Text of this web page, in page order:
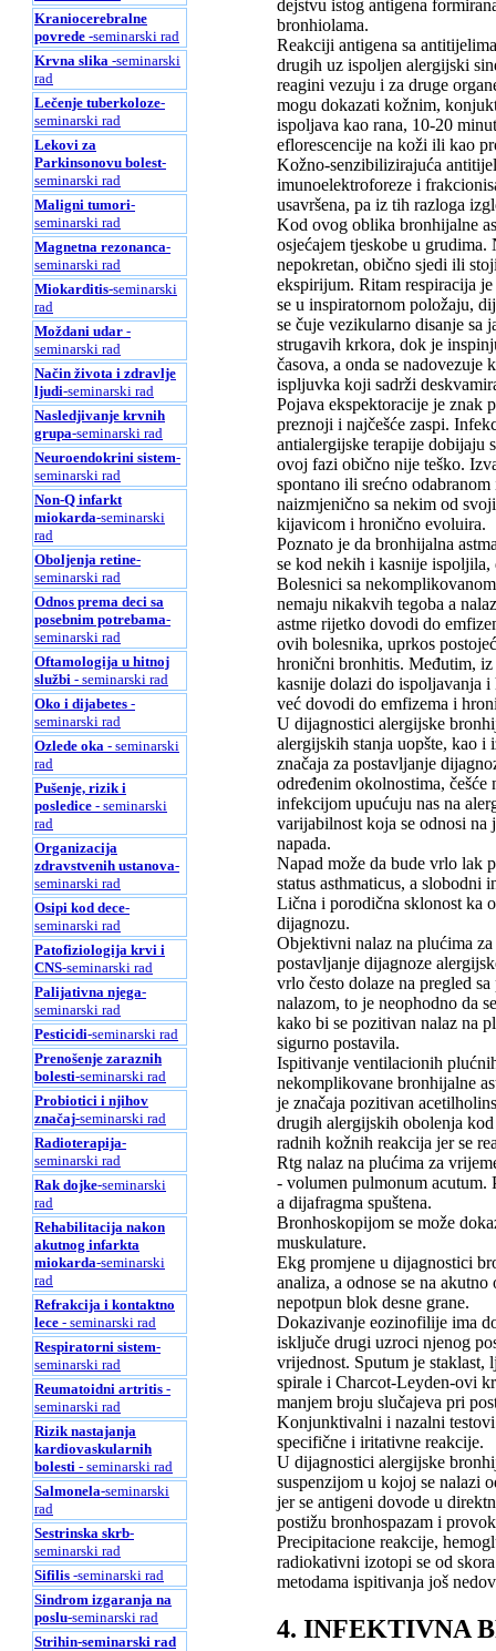
Kraniocerebralne
povrede -seminarski rad
Krvna slika -seminarski
rad
Lečenje tuberkoloze-
seminarski rad
Lekovi za
Parkinsonovu bolest-
seminarski rad
Maligni tumori-
seminarski rad
Magnetna rezonanca-
seminarski rad
Miokarditis-seminarski
rad
Moždani udar -
seminarski rad
Način života i zdravlje
ljudi-seminarski rad
Nasledjivanje krvnih
grupa-seminarski rad
Neuroendokrini sistem-
seminarski rad
Non-Q infarkt
miokarda-seminarski
rad
Oboljenja retine-
seminarski rad
Odnos prema deci sa
posebnim potrebama-
seminarski rad
Oftamologija u hitnoj
službi - seminarski rad
Oko i dijabetes -
seminarski rad
Ozlede oka - seminarski
rad
Pušenje, rizik i
posledice - seminarski
rad
Organizacija
zdravstvenih ustanova-
seminarski rad
Osipi kod dece-
seminarski rad
Patofiziologija krvi i
CNS-seminarski rad
Palijativna njega-
seminarski rad
Pesticidi-seminarski rad
Prenošenje zaraznih
bolesti-seminarski rad
Probiotici i njihov
značaj-seminarski rad
Radioterapija-
seminarski rad
Rak dojke-seminarski
rad
Rehabilitacija nakon
akutnog infarkta
miokarda-seminarski
rad
Refrakcija i kontaktno
lece - seminarski rad
Respiratorni sistem-
seminarski rad
Reumatoidni artritis -
seminarski rad
Rizik nastajanja
kardiovaskularnih
bolesti - seminarski rad
Salmonela-seminarski
rad
Sestrinska skrb-
seminarski rad
Sifilis -seminarski rad
Sindrom izgaranja na
poslu-seminarski rad
Strihin-seminarski rad
dejstvu istog antigena
bronhiolama.
Reakciji antigena sa
drugih uz ispoljen alergijski
reagini vezuju i za druge
mogu dokazati kožnim,
ispoljava kao rana, 10-20
eflorescencije na koži ili kao
Kožno-senzibilizirajuća
imunoelektroforeze i
usavršena, pa iz tih razloga
Kod ovog oblika bronhijalne
osjećajem tjeskobe u
nepokretan, obično sjedi ili
ekspirijum. Ritam respiracija
se u inspiratornom položaju,
se čuje vezikularno disanje sa
strugavih krkora, dok je
časova, a onda se
ispljuvka koji sadrži
Pojava ekspektoracije je znak
preznoji i najčešće zaspi.
antialergijske terapije dobijaju
ovoj fazi obično nije teško.
spontano ili srećno
naizmjenično sa nekim od
kijavicom i hronično evoluira.
Poznato je da bronhijalna
se kod nekih i kasnije
Bolesnici sa
nemaju nikakvih tegoba a
astme rijetko dovodi do
ovih bolesnika, uprkos
hronični bronhitis. Međutim,
kasnije dolazi do ispoljavanja i
već dovodi do emfizema i
U dijagnostici alergijske
alergijskih stanja uopšte, kao i
značaja za postavljanje
određenim okolnostima,
infekcijom upućuju nas na
varijabilnost koja se odnosi na
napada.
Napad može da bude vrlo lak
status asthmaticus, a slobodni
Lična i porodična sklonost ka
dijagnozu.
Objektivni nalaz na plućima
postavljanje dijagnoze
vrlo često dolaze na pregled
nalazom, to je neophodno da
kako bi se pozitivan nalaz na
sigurno postavila.
Ispitivanje ventilacionih
nekomplikovane bronhijalne
je značaja pozitivan
drugih alergijskih obolenja
radnih kožnih reakcija jer se
Rtg nalaz na plućima za
- volumen pulmonum acutum.
a dijafragma spuštena.
Bronhoskopijom se može
muskulature.
Ekg promjene u dijagnostici
analiza, a odnose se na
nepotpun blok desne grane.
Dokazivanje eozinofilije ima
isključe drugi uzroci njenog
vrijednost. Sputum je staklast,
spirale i Charcot-Leyden-ovi
manjem broju slučajeva pri
Konjunktivalni i nazalni
specifične i iritativne reakcije.
U dijagnostici alergijske
suspenzijom u kojoj se nalazi
jer se antigeni dovode u
postižu bronhospazam i
Precipitacione reakcije,
radiokativni izotopi se od
metodama ispitivanja još
4. INFEKTIVNA